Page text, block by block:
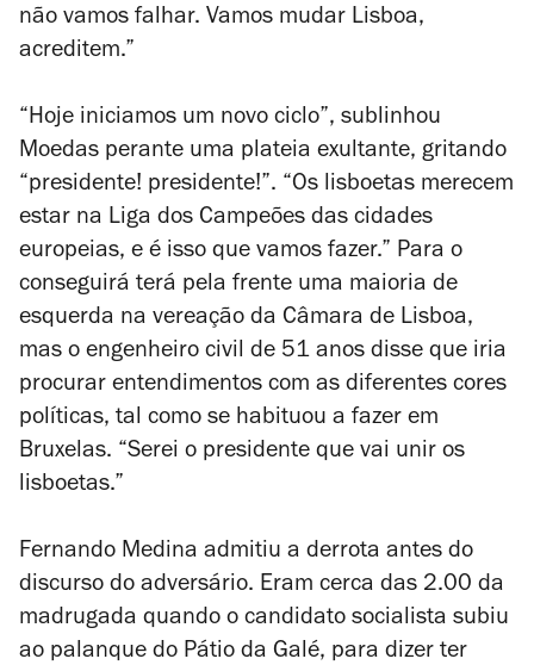
não vamos falhar. Vamos mudar Lisboa,
acreditem.”
“Hoje iniciamos um novo ciclo”, sublinhou
Moedas perante uma plateia exultante, gritando
“presidente! presidente!”. “Os lisboetas merecem
estar na Liga dos Campeões das cidades
europeias, e é isso que vamos fazer.” Para o
conseguirá terá pela frente uma maioria de
esquerda na vereação da Câmara de Lisboa,
mas o engenheiro civil de 51 anos disse que iria
procurar entendimentos com as diferentes cores
políticas, tal como se habituou a fazer em
Bruxelas. “Serei o presidente que vai unir os
lisboetas.”
Fernando Medina admitiu a derrota antes do
discurso do adversário. Eram cerca das 2.00 da
madrugada quando o candidato socialista subiu
ao palanque do Pátio da Galé, para dizer ter